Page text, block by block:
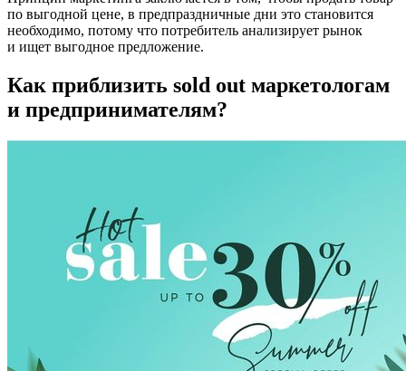
по выгодной цене, в предпраздничные дни это становится
необходимо, потому что потребитель анализирует рынок
и ищет выгодное предложение.
Как приблизить sold out маркетологам
и предпринимателям?